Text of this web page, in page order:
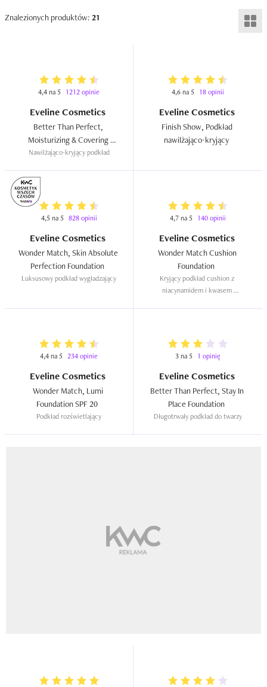
Znalezionych produktów: 21
4,4 na 5 1212 opinie
Eveline Cosmetics
Better Than Perfect,
Moisturizing & Covering
Foundation
Nawilżająco-kryjący podkład
4,6 na 5 18 opinii
Eveline Cosmetics
Finish Show, Podkład
4,5 na 5 828 opinii
Eveline Cosmetics
Wonder Match, Skin Absolute
Luksusowy podkład wygładzający
4,7 na 5 140 opinii
Eveline Cosmetics
Wonder Match Cushion
Kryjący podkład cushion z
niacynamidem i kwasem
4,4 na 5 234 opinie
Eveline Cosmetics
Wonder Match, Lumi
Podkład rozświetlający
3 na 5 1 opinię
Eveline Cosmetics
Better Than Perfect, Stay In
Długotrwały podkład do twarzy